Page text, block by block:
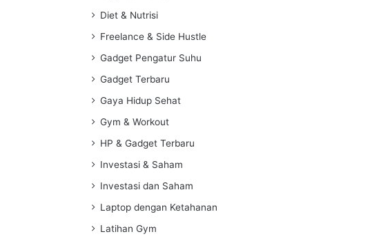
Diet & Nutrisi
Freelance & Side Hustle
Gadget Pengatur Suhu
Gadget Terbaru
Gaya Hidup Sehat
Gym & Workout
HP & Gadget Terbaru
Investasi & Saham
Investasi dan Saham
Laptop dengan Ketahanan
Latihan Gym